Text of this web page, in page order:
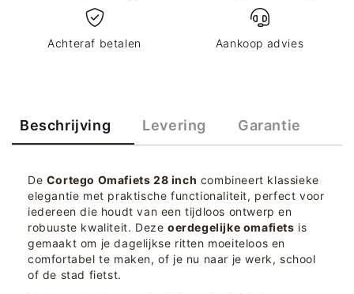
Achteraf betalen Aankoop advies
Beschrijving Levering Garantie
De Cortego Omafiets 28 inch combineert klassieke
elegantie met praktische functionaliteit, perfect voor
iedereen die houdt van een tijdloos ontwerp en
robuuste kwaliteit. Dezeoerdegelijke omafiets is
gemaakt om je dagelijkse ritten moeiteloos en
comfortabel te maken, of je nu naar je werk, school
of de stad fietst.